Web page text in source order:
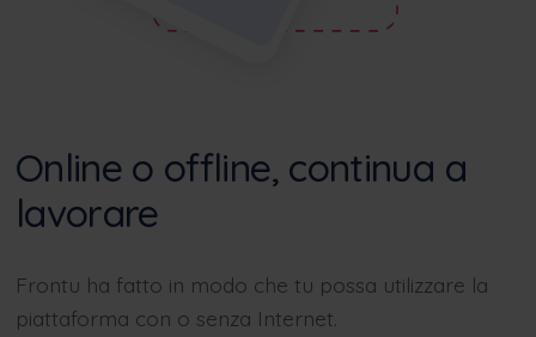
Online o offline, continua a
lavorare
Frontu ha fatto in modo che tu possa utilizzare la
piattaforma con o senza Internet.